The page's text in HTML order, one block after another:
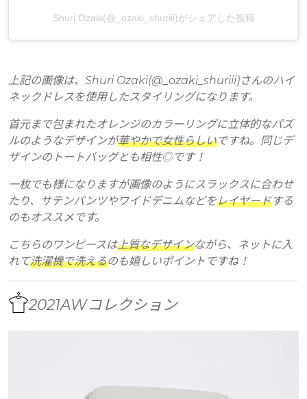
Shuri Ozaki(@_ozaki_shuriii)がシェアした投稿
上記の画像は、Shuri Ozaki(@_ozaki_shuriii)さんのハイ
ネックドレスを使用したスタイリングになります。
首元まで包まれたオレンジのカラーリングに立体的なパズ
ルのようなデザインが華やかで女性らしいですね。同じデ
ザインのトートバッグとも相性◎です！
一枚でも様になりますが画像のようにスラックスに合わせ
たり、サテンパンツやワイドデニムなどをレイヤードする
のもオススメです。
こちらのワンピースは上質なデザインながら、ネットに入
れて洗濯機で洗えるのも嬉しいポイントですね！
2021AWコレクション